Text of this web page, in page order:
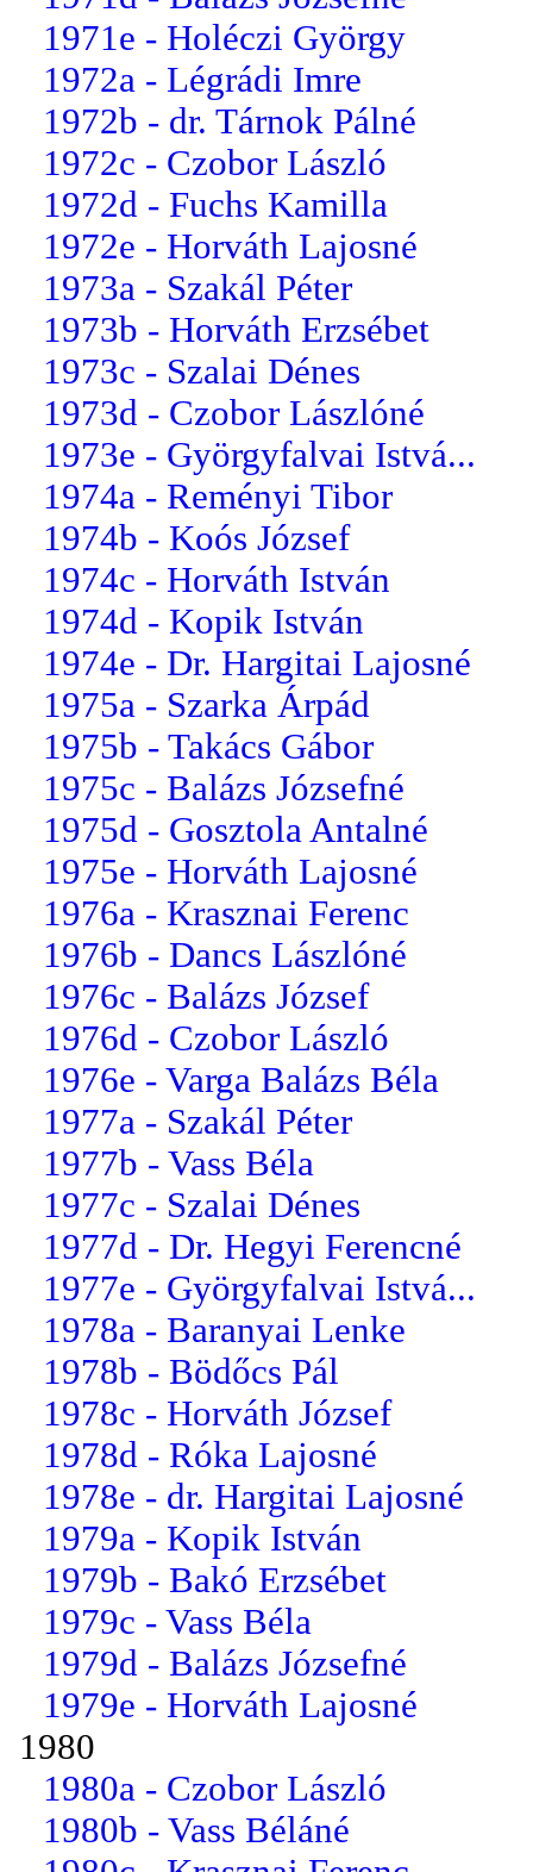
1971e - Holéczi György
1972a - Légrádi Imre
1972b - dr. Tárnok Pálné
1972c - Czobor László
1972d - Fuchs Kamilla
1972e - Horváth Lajosné
1973a - Szakál Péter
1973b - Horváth Erzsébet
1973c - Szalai Dénes
1973d - Czobor Lászlóné
1973e - Györgyfalvai Istvá...
1974a - Reményi Tibor
1974b - Koós József
1974c - Horváth István
1974d - Kopik István
1974e - Dr. Hargitai Lajosné
1975a - Szarka Árpád
1975b - Takács Gábor
1975c - Balázs Józsefné
1975d - Gosztola Antalné
1975e - Horváth Lajosné
1976a - Krasznai Ferenc
1976b - Dancs Lászlóné
1976c - Balázs József
1976d - Czobor László
1976e - Varga Balázs Béla
1977a - Szakál Péter
1977b - Vass Béla
1977c - Szalai Dénes
1977d - Dr. Hegyi Ferencné
1977e - Györgyfalvai Istvá...
1978a - Baranyai Lenke
1978b - Bödőcs Pál
1978c - Horváth József
1978d - Róka Lajosné
1978e - dr. Hargitai Lajosné
1979a - Kopik István
1979b - Bakó Erzsébet
1979c - Vass Béla
1979d - Balázs Józsefné
1979e - Horváth Lajosné
1980
1980a - Czobor László
1980b - Vass Béláné